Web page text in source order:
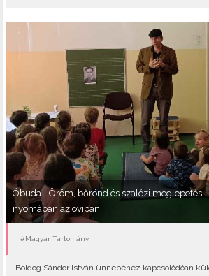
Óbuda - Öröm, bőrönd és szalézi meglepetés
nyomában az oviban
#Magyar Tartomány
Boldog Sándor István ünnepéhez kapcsolódóan